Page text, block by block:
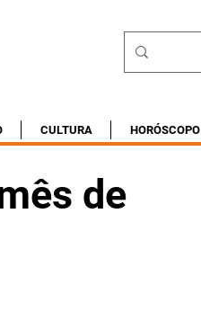
CULTURA HORÓSCOPO
de